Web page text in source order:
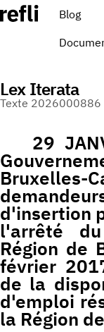
Blog
Lex Iterata
Texte 2026000886
29
d'insertion
l'arrêté
Région de
février
de la
d'emploi
la Région